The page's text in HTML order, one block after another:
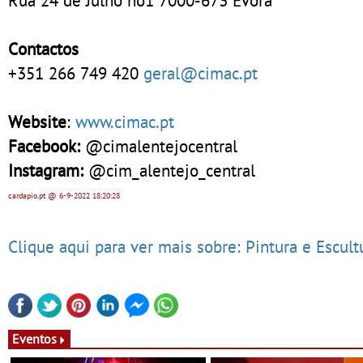
Contactos
+351 266 749 420 geral@cimac.pt
Website: www.cimac.pt
Facebook: @cimalentejocentral
Instagram: @cim_alentejo_central
cardapio.pt@ 6-9-2022 18:20:28
Clique aqui para ver mais sobre: Pintura e
Eventos